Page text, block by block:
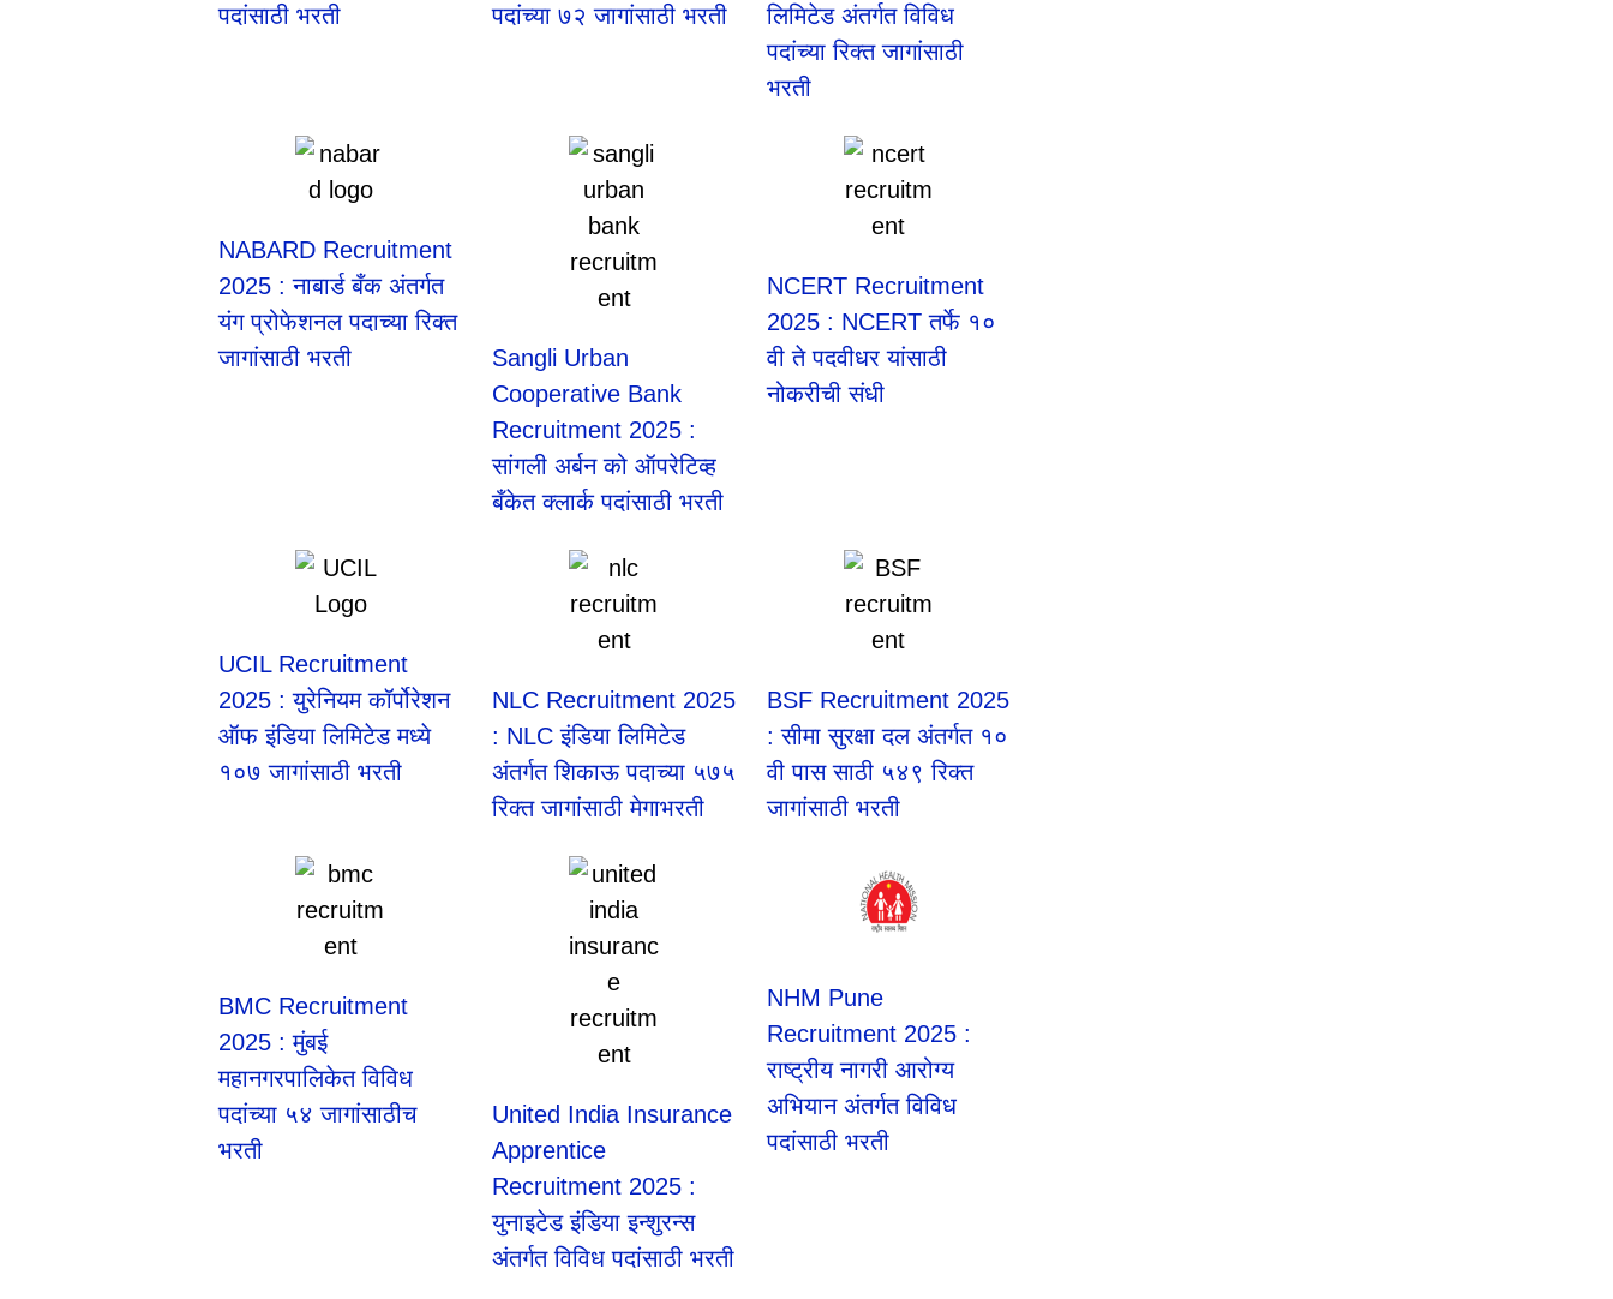
पदांसाठी भरती
पदांच्या ७२ जागांसाठी भरती
लिमिटेड अंतर्गत विविध
पदांच्या रिक्त जागांसाठी
भरती
NABARD Recruitment
2025 : नाबार्ड बँक अंतर्गत
यंग प्रोफेशनल पदाच्या रिक्त
जागांसाठी भरती
Sangli Urban
Cooperative Bank
Recruitment 2025 :
सांगली अर्बन को ऑपरेटिव्ह
बँकेत क्लार्क पदांसाठी भरती
NCERT Recruitment
2025 : NCERT तर्फे १०
वी ते पदवीधर यांसाठी
नोकरीची संधी
UCIL Recruitment
2025 : युरेनियम कॉर्पोरेशन
ऑफ इंडिया लिमिटेड मध्ये
१०७ जागांसाठी भरती
NLC Recruitment 2025
: NLC इंडिया लिमिटेड
अंतर्गत शिकाऊ पदाच्या ५७५
रिक्त जागांसाठी मेगाभरती
BSF Recruitment 2025
: सीमा सुरक्षा दल अंतर्गत १०
वी पास साठी ५४९ रिक्त
जागांसाठी भरती
BMC Recruitment
2025 : मुंबई
महानगरपालिकेत विविध
पदांच्या ५४ जागांसाठीच
भरती
United India Insurance
Apprentice
Recruitment 2025 :
युनाइटेड इंडिया इन्शुरन्स
अंतर्गत विविध पदांसाठी भरती
NHM Pune
Recruitment 2025 :
राष्ट्रीय नागरी आरोग्य
अभियान अंतर्गत विविध
पदांसाठी भरती